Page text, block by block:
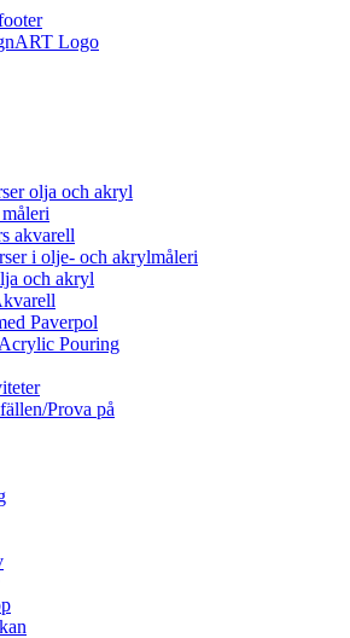
olja och akryl
akvarell
i olje- och akrylmåleri
och akryl
Paverpol
Pouring
Prova på